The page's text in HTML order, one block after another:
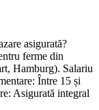
asigurată?
ferme din
Hamburg). Salariu
Între 15 și
Asigurată integral